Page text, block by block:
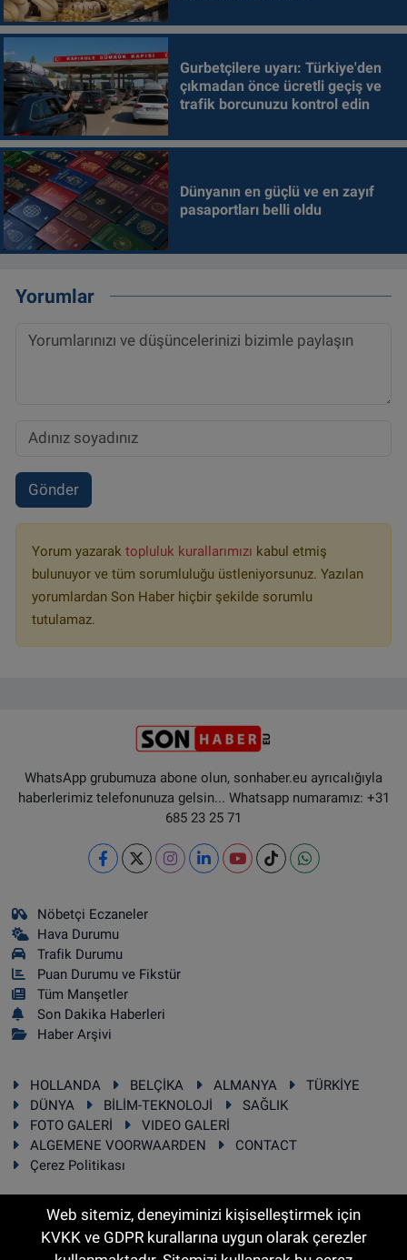
Gurbetçilere uyarı: Türkiye'den
çıkmadan önce ücretli geçiş ve
trafik borcunuzu kontrol edin
Dünyanın en güçlü ve en zayıf
pasaportları belli oldu
Yorumlar
Gönder
Yorum yazarak topluluk kurallarımızı kabul etmiş
bulunuyor ve tüm sorumluluğu üstleniyorsunuz. Yazılan
yorumlardan Son Haber hiçbir şekilde sorumlu
tutulamaz.
WhatsApp grubumuza abone olun, sonhaber.eu ayrıcalığıyla
haberlerimiz telefonunuza gelsin... Whatsapp numaramız: +31
685 23 25 71
Nöbetçi Eczaneler
Hava Durumu
Trafik Durumu
Puan Durumu ve Fikstür
Tüm Manşetler
Son Dakika Haberleri
Haber Arşivi
HOLLANDA BELÇİKA ALMANYA
TÜRKİYE
DÜNYA
BİLİM-TEKNOLOJİ
SAĞLIK
FOTO GALERİ
VIDEO GALERİ
ALGEMENE VOORWAARDEN
CONTACT
Çerez Politikası
RSS Copyright © 2025 Sonhaber.eu Her hakkı saklıdır.
Web sitemiz, deneyiminizi kişiselleştirmek için
KVKK ve GDPR kurallarına uygun olarak çerezler